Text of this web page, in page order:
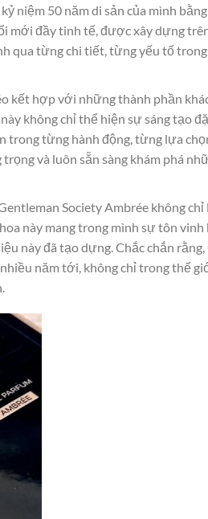
niệm 50 năm di sản của mình
mới đầy tinh tế, được xây dựng
qua từng chi tiết, từng yếu tố
kết hợp với những thành phần
không chỉ thể hiện sự sáng tạo
từng hành động, từng lựa
và luôn sẵn sàng khám phá
Society Ambrée không chỉ
này mang trong mình sự tôn vinh
này đã tạo dựng. Chắc chắn rằng,
năm tới, không chỉ trong thế